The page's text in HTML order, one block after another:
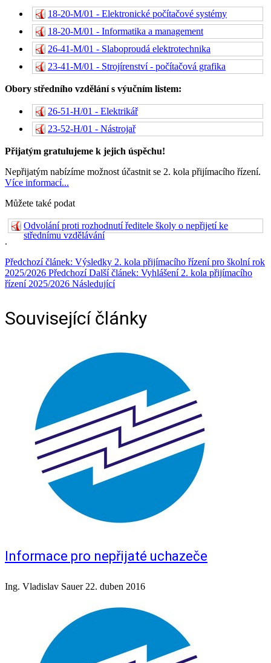
18-20-M/01 - Elektronické počítačové systémy
18-20-M/01 - Informatika a management
26-41-M/01 - Slaboproudá elektrotechnika
23-41-M/01 - Strojírenství - počítačová grafika
Obory středního vzdělání s výučním listem:
26-51-H/01 - Elektrikář
23-52-H/01 - Nástrojař
Přijatým gratulujeme k jejich úspěchu!
Nepřijatým nabízíme možnost účastnit se 2. kola přijímacího řízení.
Více informací...
Můžete také podat
Odvolání proti rozhodnutí ředitele školy o nepřijetí ke
střednímu vzdělávání
.
Předchozí článek: Výsledky 2. kola přijímacího řízení pro školní rok
2025/2026 Předchozí Další článek: Vyhlášení 2. kola přijímacího
řízení 2025/2026 Následující
Související články
Informace pro nepřijaté uchazeče
Ing. Vladislav Sauer 22. duben 2016